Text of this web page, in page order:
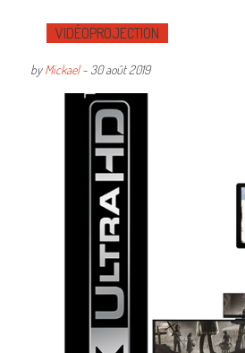
VIDÉOPROJECTION
byMickael- 30 août 2019